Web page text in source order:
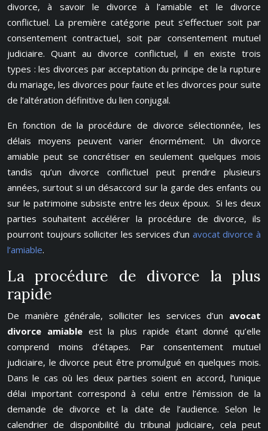
divorce, à savoir le divorce à l’amiable et le divorce
conflictuel. La première catégorie peut s’effectuer soit par
consentement contractuel, soit par consentement mutuel
judiciaire. Quant au divorce conflictuel, il en existe trois
types : les divorces par acceptation du principe de la rupture
du mariage, les divorces pour faute et les divorces pour suite
de l’altération définitive du lien conjugal.
En fonction de la procédure de divorce sélectionnée, les
délais moyens peuvent varier énormément. Un divorce
amiable peut se concrétiser en seulement quelques mois
tandis qu’un divorce conflictuel peut prendre plusieurs
années, surtout si un désaccord sur la garde des enfants ou
sur le patrimoine subsiste entre les deux époux. Si les deux
parties souhaitent accélérer la procédure de divorce, ils
pourront toujours solliciter les services d’un avocat divorce à
l’amiable.
La procédure de divorce la plus
rapide
De manière générale, solliciter les services d’un avocat
divorce amiableest la plus rapide étant donné qu’elle
comprend moins d’étapes. Par consentement mutuel
judiciaire, le divorce peut être promulgué en quelques mois.
Dans le cas où les deux parties soient en accord, l’unique
délai important correspond à celui entre l’émission de la
demande de divorce et la date de l’audience. Selon le
calendrier de disponibilité du tribunal judiciaire, cela peut